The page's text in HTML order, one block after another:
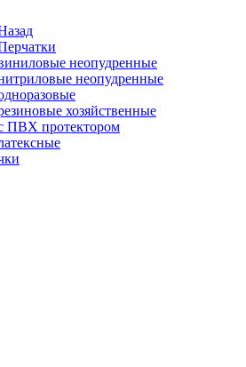
неопудренные
неопудренные
хозяйственные
ПВХ протектором